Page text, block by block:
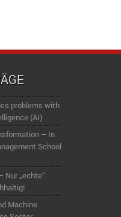
problems with
(AI)
– In
School
Nur „echte“
Machine